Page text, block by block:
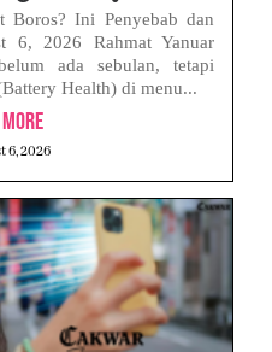
Boros? Ini Penyebab dan
6, 2026 Rahmat Yanuar
ada sebulan, tetapi
Health) di menu...
More
6, 2026